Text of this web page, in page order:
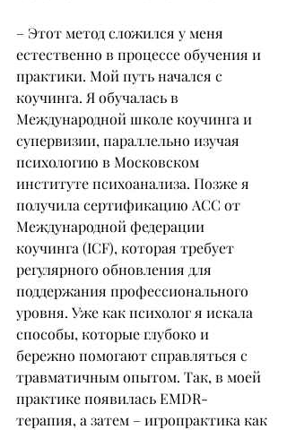
– Этот метод сложился у меня
естественно в процессе обучения и
практики. Мой путь начался с
коучинга. Я обучалась в
Международной школе коучинга и
супервизии, параллельно изучая
психологию в Московском
институте психоанализа. Позже я
получила сертификацию ACC от
Международной федерации
коучинга (ICF), которая требует
регулярного обновления для
поддержания профессионального
уровня. Уже как психолог я искала
способы, которые глубоко и
бережно помогают справляться с
травматичным опытом. Так, в моей
практике появилась EMDR-
терапия, а затем – игропрактика как